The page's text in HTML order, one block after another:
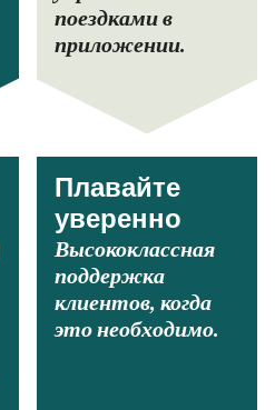
поездками в
приложении.
Плавайте
уверенно
Высококлассная
поддержка
клиентов, когда
это необходимо.